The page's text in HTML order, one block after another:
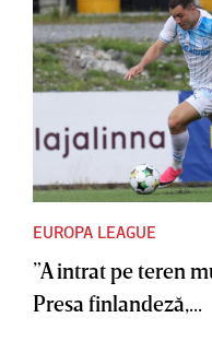
EUROPA LEAGUE
”A intrat pe teren
Presa finlandeză,...